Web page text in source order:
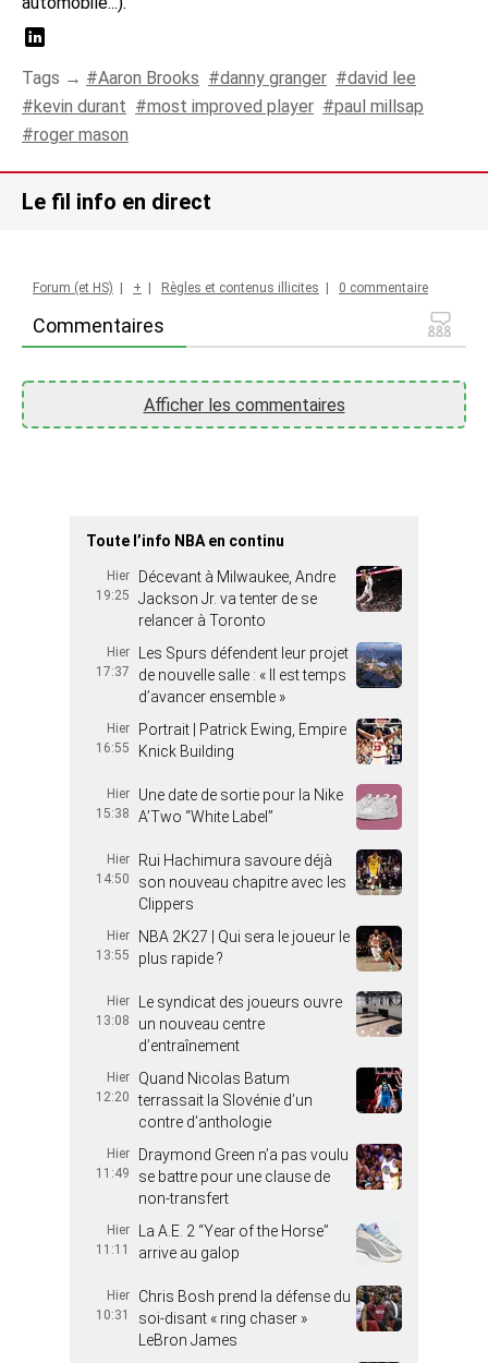
Tags → Aaron Brooks danny granger
david lee
kevin durant
most improved player
paul millsap
roger mason
Le fil info en direct
Commentaires
Forum (et HS) + Règles et contenus illicites 0 commentaire
Afficher les commentaires
Toute l’info NBA en continu
Hier
19:25
Décevant à Milwaukee, Andre
Jackson Jr. va tenter de se
relancer à Toronto
Hier
17:37
Les Spurs défendent leur projet
de nouvelle salle : « Il est temps
d’avancer ensemble »
Hier
16:55
Portrait | Patrick Ewing, Empire
Knick Building
Hier
15:38
Une date de sortie pour la Nike
A’Two “White Label”
Hier
14:50
Rui Hachimura savoure déjà
son nouveau chapitre avec les
Clippers
Hier
13:55
NBA 2K27 | Qui sera le joueur le
plus rapide ?
Hier
13:08
Le syndicat des joueurs ouvre
un nouveau centre
d’entraînement
Hier
12:20
Quand Nicolas Batum
terrassait la Slovénie d’un
contre d’anthologie
Hier
11:49
Draymond Green n’a pas voulu
se battre pour une clause de
non-transfert
Hier
11:11
La A.E. 2 “Year of the Horse”
arrive au galop
Hier
10:31
Chris Bosh prend la défense du
soi-disant « ring chaser »
LeBron James